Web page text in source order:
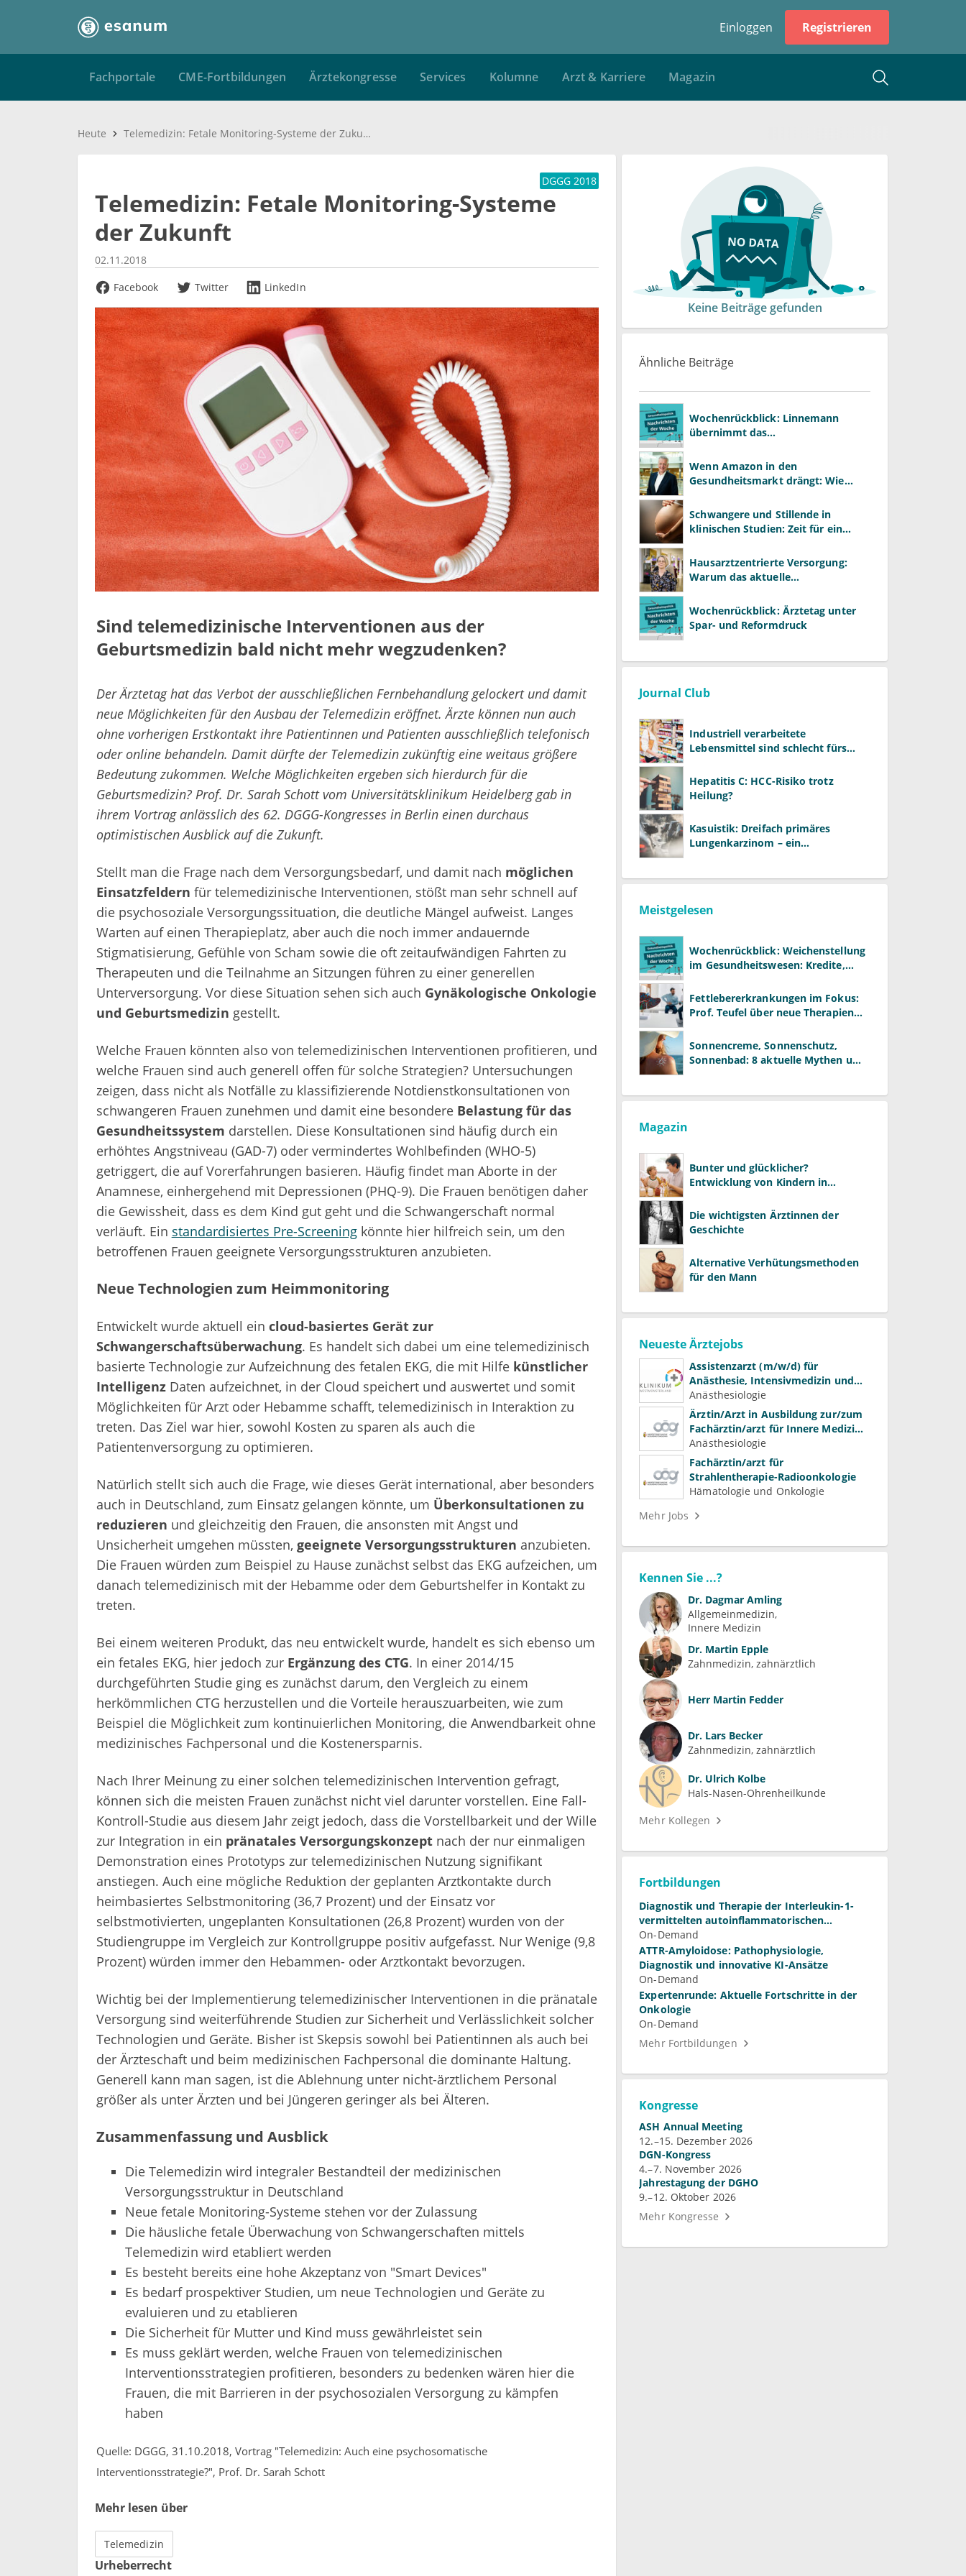
Einloggen Registrieren
Fachportale CME-Fortbildungen Ärztekongresse Services Kolumne Arzt & Karriere Magazin
Heute Telemedizin: Fetale Monitoring-Systeme der Zukunft
DGGG 2018
Telemedizin: Fetale Monitoring-Systeme
der Zukunft
02.11.2018
Facebook
Twitter LinkedIn
Sind telemedizinische Interventionen aus der
Geburtsmedizin bald nicht mehr wegzudenken?
Der Ärztetag hat das Verbot der ausschließlichen Fernbehandlung gelockert und damit
neue Möglichkeiten für den Ausbau der Telemedizin eröffnet. Ärzte können nun auch
ohne vorherigen Erstkontakt ihre Patientinnen und Patienten ausschließlich telefonisch
oder online behandeln. Damit dürfte der Telemedizin zukünftig eine weitaus größere
Bedeutung zukommen. Welche Möglichkeiten ergeben sich hierdurch für die
Geburtsmedizin? Prof. Dr. Sarah Schott vom Universitätsklinikum Heidelberg gab in
ihrem Vortrag anlässlich des 62. DGGG-Kongresses in Berlin einen durchaus
optimistischen Ausblick auf die Zukunft.
Stellt man die Frage nach dem Versorgungsbedarf, und damit nach möglichen
Einsatzfeldern für telemedizinische Interventionen, stößt man sehr schnell auf
die psychosoziale Versorgungssituation, die deutliche Mängel aufweist. Langes
Warten auf einen Therapieplatz, aber auch die noch immer andauernde
Stigmatisierung, Gefühle von Scham sowie die oft zeitaufwändigen Fahrten zu
Therapeuten und die Teilnahme an Sitzungen führen zu einer generellen
Unterversorgung. Vor diese Situation sehen sich auch Gynäkologische Onkologie
und Geburtsmedizin gestellt.
Welche Frauen könnten also von telemedizinischen Interventionen profitieren, und
welche Frauen sind auch generell offen für solche Strategien? Untersuchungen
zeigen, dass nicht als Notfälle zu klassifizierende Notdienstkonsultationen von
schwangeren Frauen zunehmen und damit eine besondere Belastung für das
Gesundheitssystem darstellen. Diese Konsultationen sind häufig durch ein
erhöhtes Angstniveau (GAD-7) oder vermindertes Wohlbefinden (WHO-5)
getriggert, die auf Vorerfahrungen basieren. Häufig findet man Aborte in der
Anamnese, einhergehend mit Depressionen (PHQ-9). Die Frauen benötigen daher
die Gewissheit, dass es dem Kind gut geht und die Schwangerschaft normal
verläuft. Ein standardisiertes Pre-Screeningkönnte hier hilfreich sein, um den
betroffenen Frauen geeignete Versorgungsstrukturen anzubieten.
Neue Technologien zum Heimmonitoring
Entwickelt wurde aktuell ein cloud-basiertes Gerät zur
Schwangerschaftsüberwachung. Es handelt sich dabei um eine telemedizinisch
basierte Technologie zur Aufzeichnung des fetalen EKG, die mit Hilfe künstlicher
IntelligenzDaten aufzeichnet, in der Cloud speichert und auswertet und somit
Möglichkeiten für Arzt oder Hebamme schafft, telemedizinisch in Interaktion zu
treten. Das Ziel war hier, sowohl Kosten zu sparen als auch die
Patientenversorgung zu optimieren.
Natürlich stellt sich auch die Frage, wie dieses Gerät international, aber besonders
auch in Deutschland, zum Einsatz gelangen könnte, um Überkonsultationen zu
reduzieren und gleichzeitig den Frauen, die ansonsten mit Angst und
Unsicherheit umgehen müssten, geeignete Versorgungsstrukturen anzubieten.
Die Frauen würden zum Beispiel zu Hause zunächst selbst das EKG aufzeichen, um
danach telemedizinisch mit der Hebamme oder dem Geburtshelfer in Kontakt zu
treten.
Bei einem weiteren Produkt, das neu entwickelt wurde, handelt es sich ebenso um
ein fetales EKG, hier jedoch zur Ergänzung des CTG. In einer 2014/15
durchgeführten Studie ging es zunächst darum, den Vergleich zu einem
herkömmlichen CTG herzustellen und die Vorteile herauszuarbeiten, wie zum
Beispiel die Möglichkeit zum kontinuierlichen Monitoring, die Anwendbarkeit ohne
medizinisches Fachpersonal und die Kostenersparnis.
Nach Ihrer Meinung zu einer solchen telemedizinischen Intervention gefragt,
können sich die meisten Frauen zunächst nicht viel darunter vorstellen. Eine Fall-
Kontroll-Studie aus diesem Jahr zeigt jedoch, dass die Vorstellbarkeit und der Wille
zur Integration in ein pränatales Versorgungskonzeptnach der nur einmaligen
Demonstration eines Prototyps zur telemedizinischen Nutzung signifikant
anstiegen. Auch eine mögliche Reduktion der geplanten Arztkontakte durch
heimbasiertes Selbstmonitoring (36,7 Prozent) und der Einsatz vor
selbstmotivierten, ungeplanten Konsultationen (26,8 Prozent) wurden von der
Studiengruppe im Vergleich zur Kontrollgruppe positiv aufgefasst. Nur Wenige (9,8
Prozent) würden immer den Hebammen- oder Arztkontakt bevorzugen.
Wichtig bei der Implementierung telemedizinischer Interventionen in die pränatale
Versorgung sind weiterführende Studien zur Sicherheit und Verlässlichkeit solcher
Technologien und Geräte. Bisher ist Skepsis sowohl bei Patientinnen als auch bei
der Ärzteschaft und beim medizinischen Fachpersonal die dominante Haltung.
Generell kann man sagen, ist die Ablehnung unter nicht-ärztlichem Personal
größer als unter Ärzten und bei Jüngeren geringer als bei Älteren.
Zusammenfassung und Ausblick
Die Telemedizin wird integraler Bestandteil der medizinischen
Versorgungsstruktur in Deutschland
Neue fetale Monitoring-Systeme stehen vor der Zulassung
Die häusliche fetale Überwachung von Schwangerschaften mittels
Telemedizin wird etabliert werden
Es besteht bereits eine hohe Akzeptanz von "Smart Devices"
Es bedarf prospektiver Studien, um neue Technologien und Geräte zu
evaluieren und zu etablieren
Die Sicherheit für Mutter und Kind muss gewährleistet sein
Es muss geklärt werden, welche Frauen von telemedizinischen
Interventionsstrategien profitieren, besonders zu bedenken wären hier die
Frauen, die mit Barrieren in der psychosozialen Versorgung zu kämpfen
haben
Quelle: DGGG, 31.10.2018, Vortrag "Telemedizin: Auch eine psychosomatische
Interventionsstrategie?", Prof. Dr. Sarah Schott
Mehr lesen über
Telemedizin
Urheberrecht
Keine Beiträge gefunden
Ähnliche Beiträge
Wochenrückblick: Linnemann
übernimmt das
Warken
Wenn Amazon in den
Gesundheitsmarkt drängt: Wie
bestehen können
Schwangere und Stillende in
klinischen Studien: Zeit für ein
Hausarztzentrierte Versorgung:
Warum das aktuelle
Primärversorgung ausbremst
Wochenrückblick: Ärztetag unter
Spar- und Reformdruck
Journal Club
Industriell verarbeitete
Lebensmittel sind schlecht fürs
Hepatitis C: HCC-Risiko trotz
Heilung?
Kasuistik: Dreifach primäres
Lungenkarzinom – ein
Meistgelesen
Wochenrückblick: Weichenstellung
im Gesundheitswesen: Kredite,
Fettlebererkrankungen im Fokus:
Prof. Teufel über neue Therapien
Sonnencreme, Sonnenschutz,
Sonnenbad: 8 aktuelle Mythen und
Magazin
Bunter und glücklicher?
Entwicklung von Kindern in
Die wichtigsten Ärztinnen der
Geschichte
Alternative Verhütungsmethoden
für den Mann
Neueste Ärztejobs
Assistenzarzt (m/w/d) für
Anästhesie, Intensivmedizin und
Schmerztherapie
Anästhesiologie
Ärztin/Arzt in Ausbildung zur/zum
Fachärztin/arzt für Innere Medizin
(Kardiologie, Nephrologie,
Intensivmedizin)
Anästhesiologie
Fachärztin/arzt für
Strahlentherapie-Radioonkologie
Hämatologie und Onkologie
Mehr Jobs
Kennen Sie ...?
Dr. Dagmar Amling
Allgemeinmedizin
Innere Medizin
Dr. Martin Epple
Zahnmedizin, zahnärztlich
Herr Martin Fedder
Dr. Lars Becker
Zahnmedizin, zahnärztlich
Dr. Ulrich Kolbe
Hals-Nasen-Ohrenheilkunde
Mehr Kollegen
Fortbildungen
Diagnostik und Therapie der Interleukin-1-
vermittelten autoinflammatorischen
Syndrome
On-Demand
ATTR-Amyloidose: Pathophysiologie,
Diagnostik und innovative KI-Ansätze
On-Demand
Expertenrunde: Aktuelle Fortschritte in der
Onkologie
On-Demand
Mehr Fortbildungen
Kongresse
ASH Annual Meeting
12.–15. Dezember 2026
DGN-Kongress
4.–7. November 2026
Jahrestagung der DGHO
9.–12. Oktober 2026
Mehr Kongresse